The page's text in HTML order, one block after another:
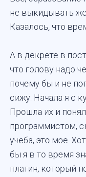
не выкидывать
Казалось, что
А в декрете в
что голову надо
почему бы и не
сижу. Начала я с
Прошла их и
программистом,
учеба, это мое.
бы я в то время
плагин, который